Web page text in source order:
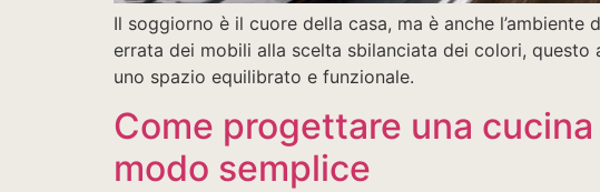
Il soggiorno è il cuore della casa, ma è anche
errata dei mobili alla scelta sbilanciata dei colori,
uno spazio equilibrato e funzionale.
Come progettare una
modo semplice